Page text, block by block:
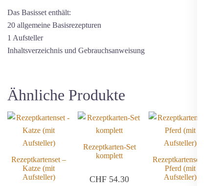
Das Basisset enthält:
20 allgemeine Basisrezepturen
1 Aufsteller
Inhaltsverzeichnis und Gebrauchsanweisung
Ähnliche Produkte
Rezeptkartenset –
Katze (mit
Aufsteller)
Rezeptkarten-Set
komplett
CHF 54.30
Rezeptkartenset –
Pferd (mit
Aufsteller)